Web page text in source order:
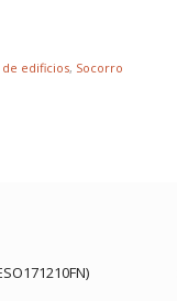
de edificios, Socorro